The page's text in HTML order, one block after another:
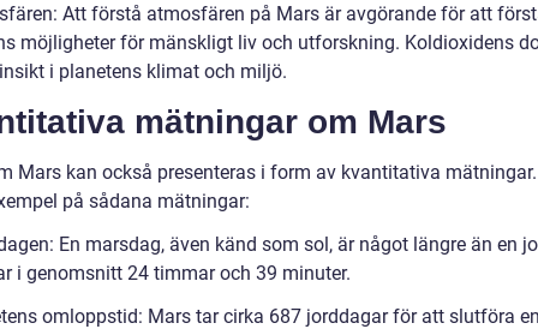
Att förstå atmosfären på Mars är avgörande för att
möjligheter för mänskligt liv och utforskning. Koldioxidens
i planetens klimat och miljö.
mätningar om Mars
Mars kan också presenteras i form av kvantitativa
på sådana mätningar:
En marsdag, även känd som sol, är något längre än en
i genomsnitt 24 timmar och 39 minuter.
omloppstid: Mars tar cirka 687 jorddagar för att slutföra